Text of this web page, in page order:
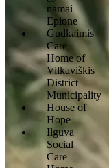
namai
Epione
Gudkaimis
Care
Home of
Vilkaviškis
District
Municipality
House of
Hope
Ilguva
Social
Care